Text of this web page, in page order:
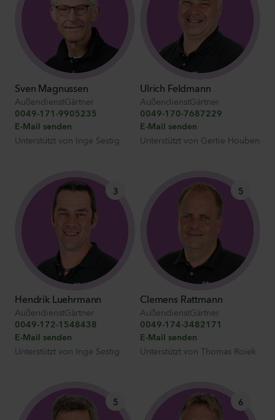
Sven Magnussen
AußendienstGärtner
0049-171-9905235
E-Mail senden
Unterstützt von Inge Sestig
Ulrich Feldmann
AußendienstGärtner
0049-170-7687229
E-Mail senden
Unterstützt von Gertie Houben
3
Hendrik Luehrmann
AußendienstGärtner
0049-172-1548438
E-Mail senden
Unterstützt von Inge Sestig
5
Clemens Rattmann
AußendienstGärtner
0049-174-3482171
E-Mail senden
Unterstützt von Thomas Roiek
5 6